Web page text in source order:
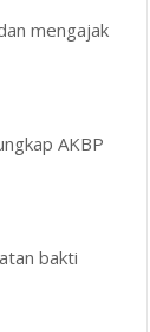
mengajak
AKBP
bakti